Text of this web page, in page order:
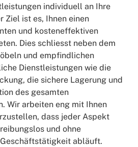
individuell an Ihre
Ziel ist es, Ihnen einen
und kosteneffektiven
Dies schliesst neben dem
und empfindlichen
Dienstleistungen wie die
die sichere Lagerung und
des gesamten
Wir arbeiten eng mit Ihnen
dass jeder Aspekt
und ohne
abläuft.